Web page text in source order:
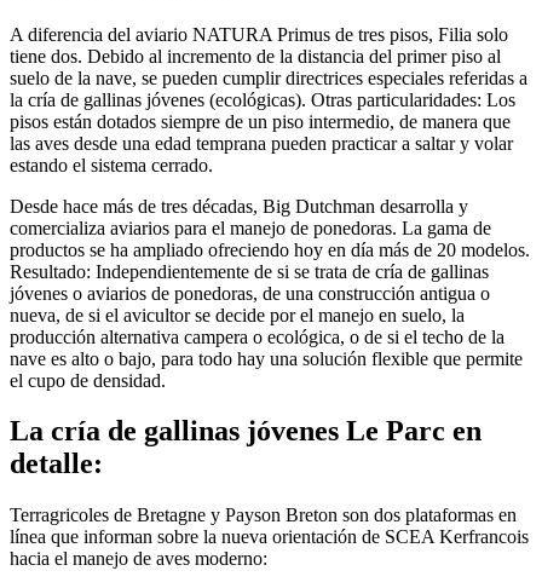
A diferencia del aviario NATURA Primus de tres pisos, Filia solo
tiene dos. Debido al incremento de la distancia del primer piso al
suelo de la nave, se pueden cumplir directrices especiales referidas a
la cría de gallinas jóvenes (ecológicas). Otras particularidades: Los
pisos están dotados siempre de un piso intermedio, de manera que
las aves desde una edad temprana pueden practicar a saltar y volar
estando el sistema cerrado.
Desde hace más de tres décadas, Big Dutchman desarrolla y
comercializa aviarios para el manejo de ponedoras. La gama de
productos se ha ampliado ofreciendo hoy en día más de 20 modelos.
Resultado: Independientemente de si se trata de cría de gallinas
jóvenes o aviarios de ponedoras, de una construcción antigua o
nueva, de si el avicultor se decide por el manejo en suelo, la
producción alternativa campera o ecológica, o de si el techo de la
nave es alto o bajo, para todo hay una solución flexible que permite
el cupo de densidad.
La cría de gallinas jóvenes Le Parc en
detalle:
Terragricoles de Bretagne y Payson Breton son dos plataformas en
línea que informan sobre la nueva orientación de SCEA Kerfrancois
hacia el manejo de aves moderno: